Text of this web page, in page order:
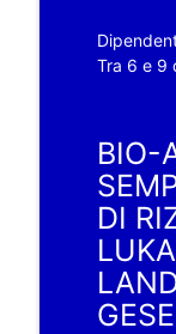
Tra 6 e 9
BIO-
DI